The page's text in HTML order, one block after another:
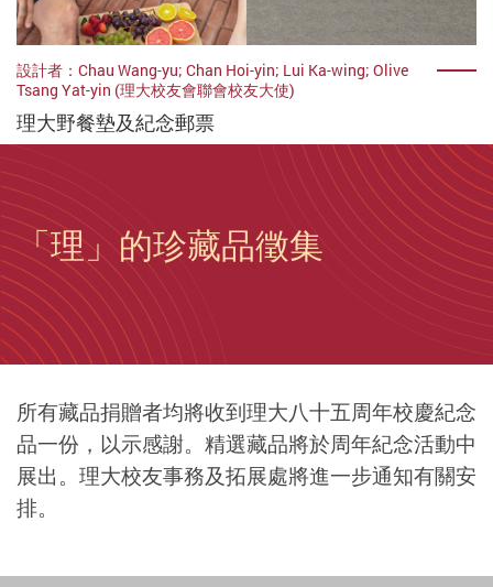
設計者：Chau Wang-yu; Chan Hoi-yin; Lui Ka-wing; Olive
Tsang Yat-yin (理大校友會聯會校友大使)
理大野餐墊及紀念郵票
「理」的珍藏品徵集
所有藏品捐贈者均將收到理大八十五周年校慶紀念
品一份，以示感謝。精選藏品將於周年紀念活動中
展出。理大校友事務及拓展處將進一步通知有關安
排。